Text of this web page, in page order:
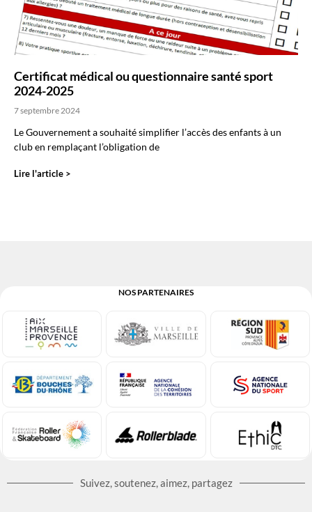
Certificat médical ou questionnaire santé sport
2024-2025
7 septembre 2024
Le Gouvernement a souhaité simplifier l’accès des enfants à un
club en remplaçant l’obligation de
Lire l'article >
NOS PARTENAIRES
Suivez, soutenez, aimez, partagez